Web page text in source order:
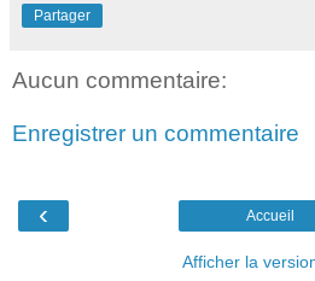
Partager
Aucun commentaire:
Enregistrer un commentaire
‹ Accueil
Afficher la